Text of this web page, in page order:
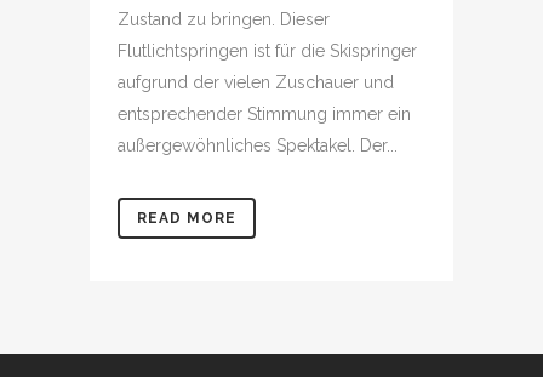
Zustand zu bringen. Dieser
Flutlichtspringen ist für die Skispringer
aufgrund der vielen Zuschauer und
entsprechender Stimmung immer ein
außergewöhnliches Spektakel. Der...
READ MORE